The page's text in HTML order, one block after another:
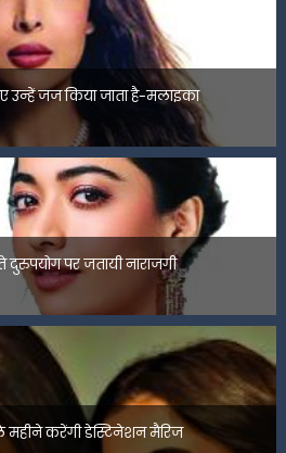
जज किया जाता है-मलाइका
पर जतायी नाराजगी
करेंगी डेस्टिनेशन मैरिज